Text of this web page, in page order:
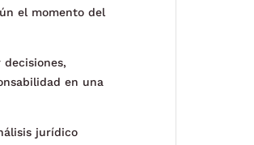
el momento del
en una
jurídico